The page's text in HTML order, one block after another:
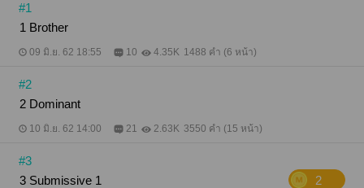
#1
1 Brother
09 มิ.ย. 62 18:55 10 4.35K 1488 คำ (6 หน้า)
#2
2 Dominant
10 มิ.ย. 62 14:00 21 2.63K 3550 คำ (15 หน้า)
#3
3 Submissive 1
2